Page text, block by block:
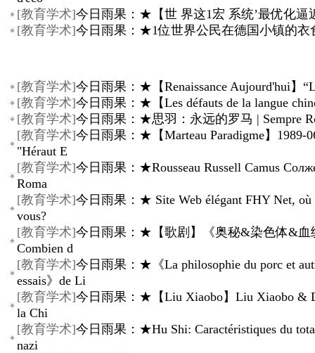
[教育学术]今日雨果：★【世 界这1宏 系统’最优化逼
[教育学术]今日雨果：★1位世界公民在德国小镇的衣
[教育学术]今日雨果：★【Renaissance Aujourd'hui】
[教育学术]今日雨果：★【Les défauts de la langue
[教育学术]今日雨果：★思羽：永远的罗马 | Sempre
[教育学术]今日雨果：★【Marteau Paradigme】1989-
"Héraut E
[教育学术]今日雨果：★Rousseau Russell Camus
Roma
[教育学术]今日雨果：★ Site Web élégant FHY Net, où
vous?
[教育学术]今日雨果：★【歌剧】《奥秘&染色体&血
Combien d
[教育学术]今日雨果：★《La philosophie du porc et
essais》de Li
[教育学术]今日雨果：★【Liu Xiaobo】Liu Xiaobo &
la Chi
[教育学术]今日雨果：★Hu Shi: Caractéristiques du
nazi